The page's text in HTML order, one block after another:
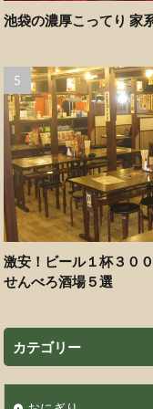
池袋の濃厚こってり 家
激安！ビール１杯３０
せんべろ酒場５選
カテゴリー